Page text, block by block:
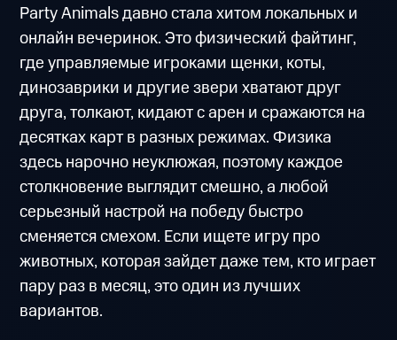
Party Animals давно стала хитом локальных и
онлайн вечеринок. Это физический файтинг,
где управляемые игроками щенки, коты,
динозаврики и другие звери хватают друг
друга, толкают, кидают с арен и сражаются на
десятках карт в разных режимах. Физика
здесь нарочно неуклюжая, поэтому каждое
столкновение выглядит смешно, а любой
серьезный настрой на победу быстро
сменяется смехом. Если ищете игру про
животных, которая зайдет даже тем, кто играет
пару раз в месяц, это один из лучших
вариантов.